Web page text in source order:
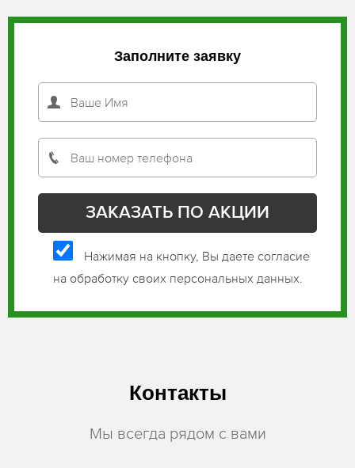
Заполните заявку
Нажимая на кнопку, Вы даете согласие
на обработку своих персональных данных.
Контакты
Мы всегда рядом с вами